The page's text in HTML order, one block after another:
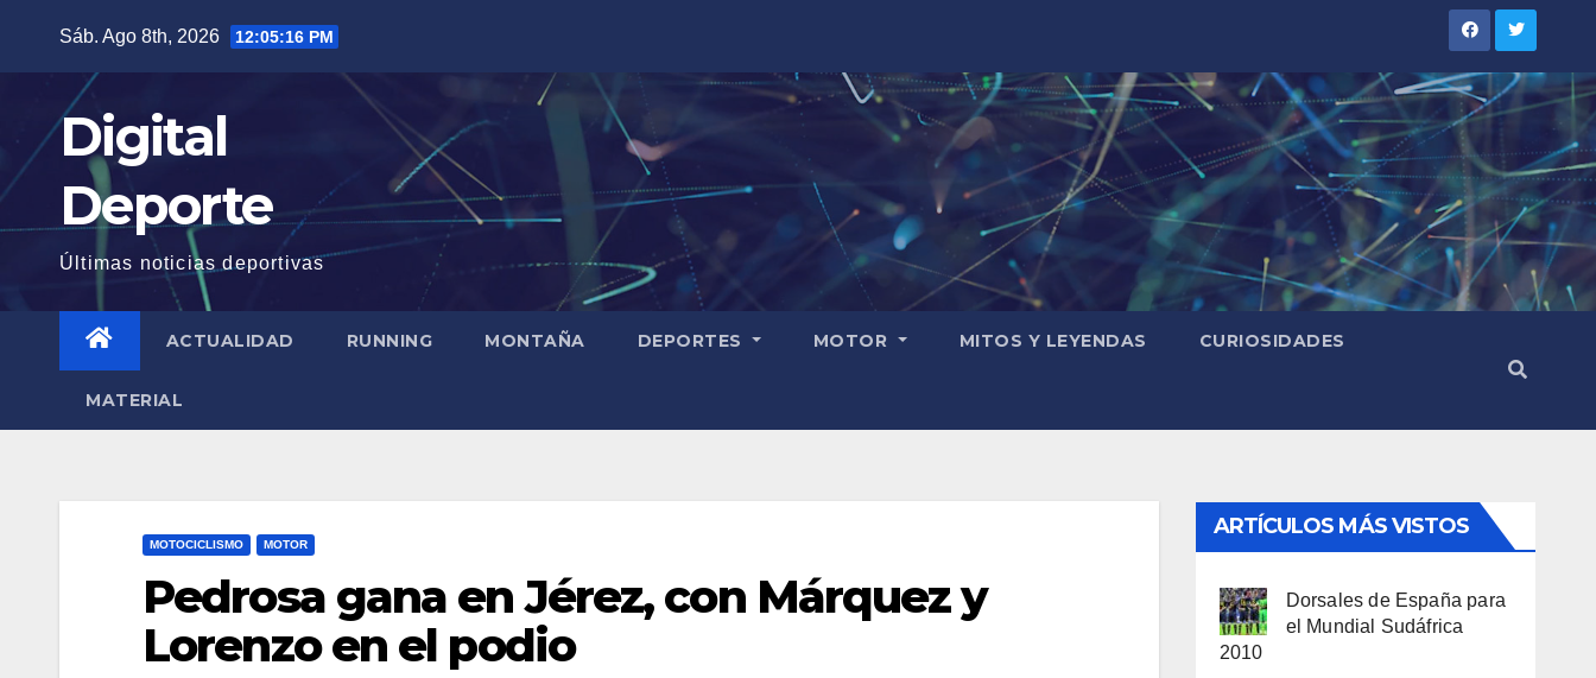
contenido
Sáb. Ago 8th, 2026 12:05:17 PM
Digital
Deporte
Últimas noticias deportivas
ACTUALIDAD RUNNING MONTAÑA DEPORTES MOTOR MITOS Y LEYENDAS CURIOSIDADES
MATERIAL
MOTOCICLISMO MOTOR
Pedrosa gana en Jérez, con Márquez y
Lorenzo en el podio
ARTÍCULOS MÁS VISTOS
Dorsales de España para
el Mundial Sudáfrica
2010